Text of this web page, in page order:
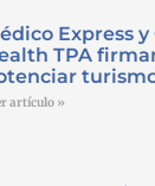
Express
TPA
artículo »